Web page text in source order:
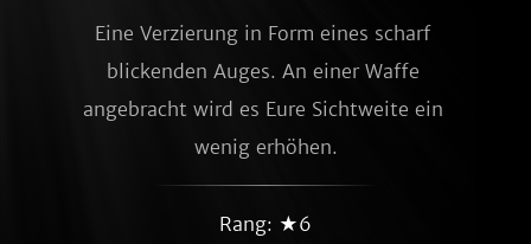
Eine Verzierung in Form eines scharf
blickenden Auges. An einer Waffe
angebracht wird es Eure Sichtweite ein
wenig erhöhen.
Rang: ★6